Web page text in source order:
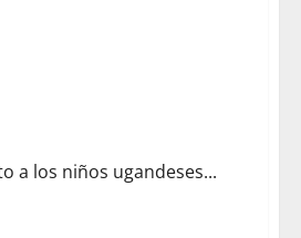
a los niños ugandeses...